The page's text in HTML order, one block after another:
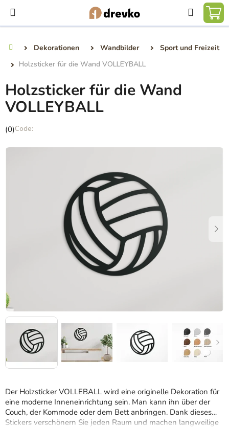
Inhalt
springen
Suchen
Dekorationen Wandbilder
Sport und Freizeit
Holzsticker für die Wand VOLLEYBALL
Der Holzsticker VOLLEBALL wird eine originelle Dekoration für
eine moderne Inneneinrichtung sein. Man kann ihn über der
Couch, der Kommode oder dem Bett anbringen. Dank dieses
Stickers verschönern Sie jeden Raum und machen langweilige
Holzsticker für die Wand
VOLLEYBALL
Die
Produktbewertung
(0)